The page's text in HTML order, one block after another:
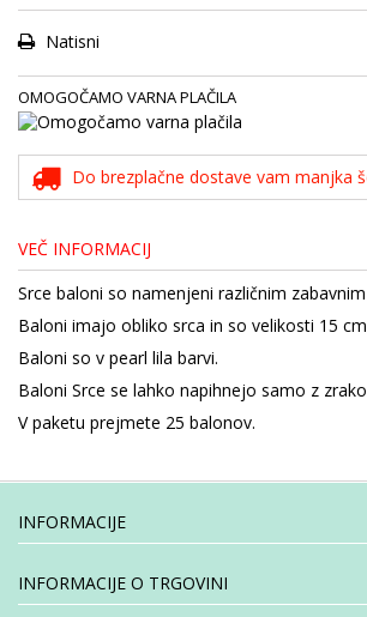
Natisni
OMOGOČAMO VARNA PLAČILA
Do brezplačne dostave vam manjka
VEČ INFORMACIJ
Srce baloni so namenjeni različnim
Baloni imajo obliko srca in so velikosti 15
Baloni so v pearl lila barvi.
Baloni Srce se lahko napihnejo samo z
V paketu prejmete 25 balonov.
INFORMACIJE
INFORMACIJE O TRGOVINI